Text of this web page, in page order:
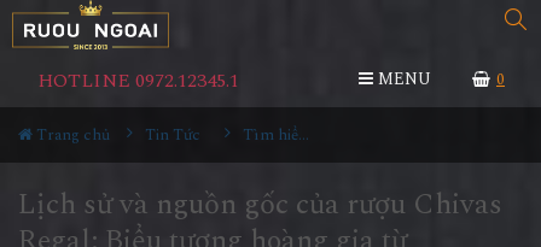
0
HOTLINE 0972.12345.1 MENU
Trang chủ Tin Tức Tìm hiểu về rượu
Lịch sử và nguồn gốc của rượu Chivas